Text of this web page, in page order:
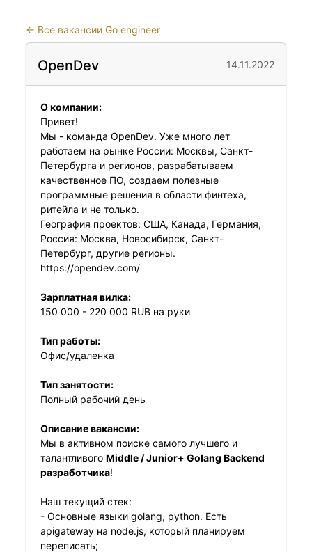
← Все вакансии Go engineer
OpenDev 14.11.2022
О компании:
Привет!
Мы - команда OpenDev. Уже много лет
работаем на рынке России: Москвы, Санкт-
Петербурга и регионов, разрабатываем
качественное ПО, создаем полезные
программные решения в области финтеха,
ритейла и не только.
География проектов: США, Канада, Германия,
Россия: Москва, Новосибирск, Санкт-
Петербург, другие регионы.
https://opendev.com/
Зарплатная вилка:
150 000 - 220 000 RUB на руки
Тип работы:
Офис/удаленка
Тип занятости:
Полный рабочий день
Описание вакансии:
Мы в активном поиске самого лучшего и
талантливого Middle / Junior+ Golang Backend
разработчика!
Наш текущий стек:
- Основные языки golang, python. Есть
apigateway на node.js, который планируем
переписать;